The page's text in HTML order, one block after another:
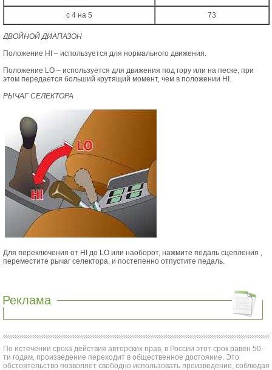
с 4 на 5 73
ДВОЙНОЙ ДИАПАЗОН
Положение HI – используется для нормального движения.
Положение LO – используется для движения под гору или на песке, при
этом передается больший крутящий момент, чем в положении HI.
РЫЧАГ СЕЛЕКТОРА
Для переключения от HI до LO или наоборот, нажмите педаль сцепления ,
переместите рычаг селектора, и постепенно отпустите педаль.
Реклама
По истечении срока действия авторских прав, в России этот срок равен 50-
ти годам, произведение переходит в общественное достояние. Это
обстоятельство позволяет свободно использовать произведение, соблюдая